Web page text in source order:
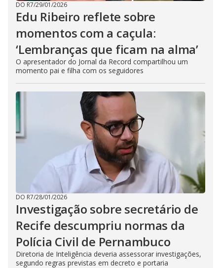
DO R7/29/01/2026
Edu Ribeiro reflete sobre
momentos com a caçula:
‘Lembranças que ficam na alma’
O apresentador do Jornal da Record compartilhou um
momento pai e filha com os seguidores
DO R7/28/01/2026
Investigação sobre secretário de
Recife descumpriu normas da
Polícia Civil de Pernambuco
Diretoria de Inteligência deveria assessorar investigações,
segundo regras previstas em decreto e portaria